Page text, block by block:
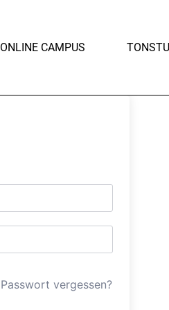
ONLINE CAMPUS
Passwort vergessen?